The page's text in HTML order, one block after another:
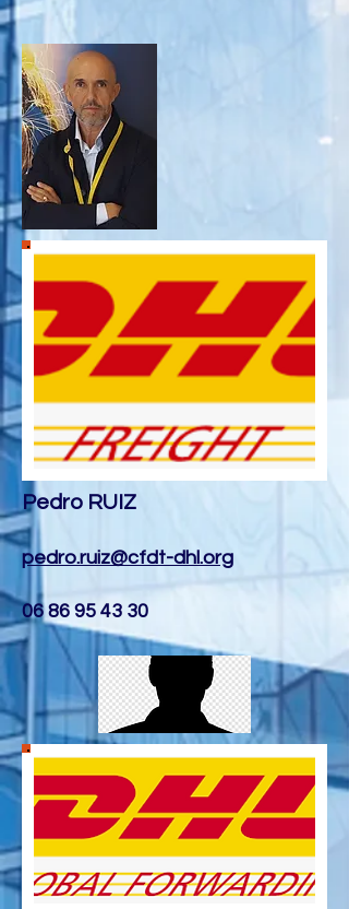
Pedro RUIZ
pedro.ruiz@cfdt-dhl.org
06 86 95 43 30